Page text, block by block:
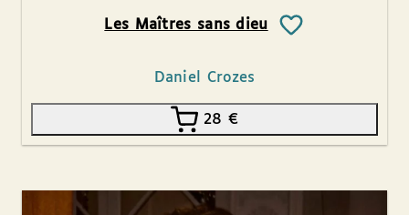
Les Maîtres sans dieu
Daniel Crozes
28 €